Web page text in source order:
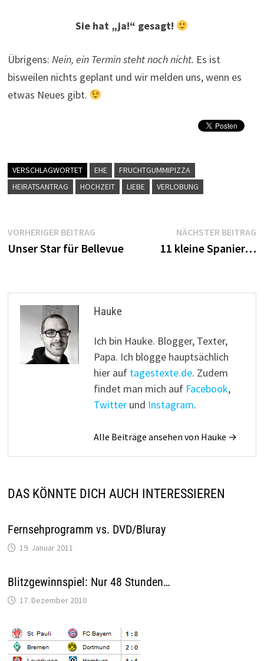
Sie hat „ja!“ gesagt!
Übrigens: Nein, ein Termin steht noch nicht. Es ist
bisweilen nichts geplant und wir melden uns, wenn es
etwas Neues gibt.
VERSCHLAGWORTET EHE
FRUCHTGUMMIPIZZA
HEIRATSANTRAG
HOCHZEIT LIEBE VERLOBUNG
Beitragsnavigation
VORHERIGER BEITRAGVorheriger
Beitrag:
Unser Star für Bellevue
NÄCHSTER BEITRAG
11 kleine Spanier…
Hauke
Ich bin Hauke. Blogger, Texter,
Papa. Ich blogge hauptsächlich
hier auf tagestexte.de. Zudem
findet man mich auf Facebook,
Twitterund Instagram.
Alle Beiträge ansehen von Hauke →
DAS KÖNNTE DICH AUCH INTERESSIEREN
Fernsehprogramm vs. DVD/Bluray
19. Januar 2011
Blitzgewinnspiel: Nur 48 Stunden…
17. Dezember 2010